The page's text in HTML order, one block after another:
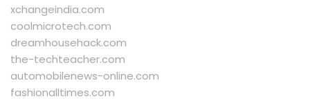
xchangeindia.com
coolmicrotech.com
dreamhousehack.com
the-techteacher.com
automobilenews-online.com
fashionalltimes.com